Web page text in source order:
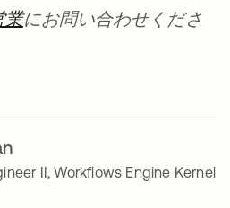
業新しいタブで開く
にお問い合わせくださ
II, Workflows Engine Kernel